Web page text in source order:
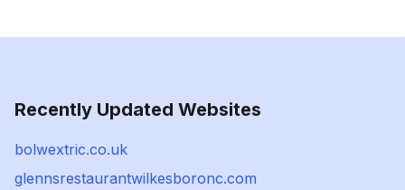
Recently Updated Websites
bolwextric.co.uk
glennsrestaurantwilkesboronc.com